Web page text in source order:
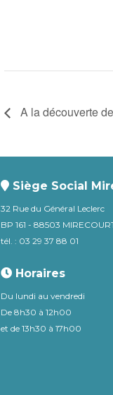
A la découverte
Siège Social
32 Rue du Général Leclerc
BP 161 - 88503
tél. : 03 29 37 88 01
Horaires
Du lundi au vendredi
De 8h30 à 12h00
et de 13h30 à 17h00